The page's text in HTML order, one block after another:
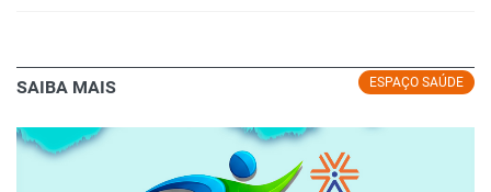
ESPAÇO SAÚDE
SAIBA MAIS